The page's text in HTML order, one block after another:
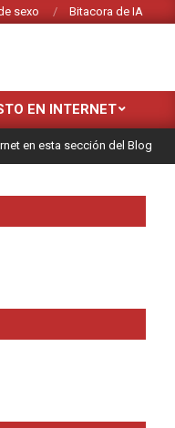
sexo Bitacora de IA
EN INTERNET
en esta sección del Blog